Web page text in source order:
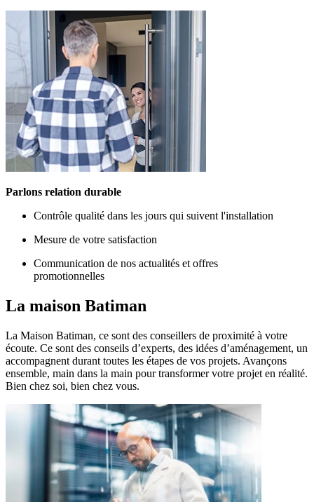
Parlons relation durable
Contrôle qualité dans les jours qui suivent l'installation
Mesure de votre satisfaction
Communication de nos actualités et offres
promotionnelles
La maison Batiman
La Maison Batiman, ce sont des conseillers de proximité à votre
écoute. Ce sont des conseils d’experts, des idées d’aménagement, un
accompagnent durant toutes les étapes de vos projets. Avançons
ensemble, main dans la main pour transformer votre projet en réalité.
Bien chez soi, bien chez vous.